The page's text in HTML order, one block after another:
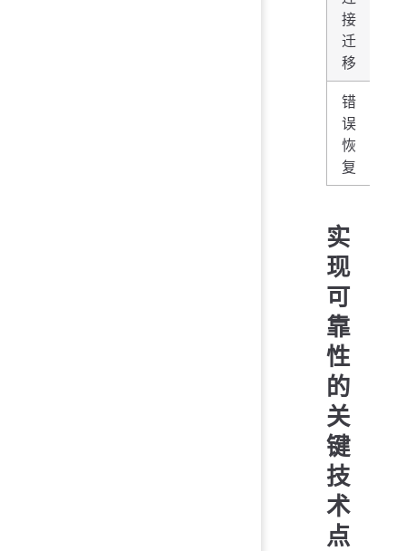
接
迁
移
错
误
恢
复
实
现
可
靠
性
的
关
键
技
术
点